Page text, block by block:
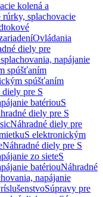
kolená a
splachovacie
Ovládania
diely pre
napájanie
spúšťaním
spúšťaním
diely pre S
batériouS
diely pre S
Náhradné diely pre
S elektronickým
Náhradné diely pre S
zo sieteS
batériouNáhradné
napájanie
Súpravy pre